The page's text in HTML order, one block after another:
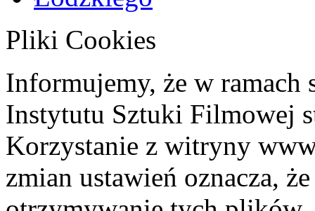
Pliki Cookies
Informujemy, że w ramach
Instytutu Sztuki Filmowej
Korzystanie z witryny
zmian ustawień oznacza,